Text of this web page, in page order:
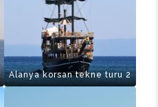
Alanya korsan tekne turu 2